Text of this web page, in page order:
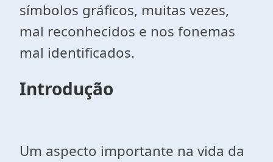
símbolos gráficos, muitas vezes,
mal reconhecidos e nos fonemas
mal identificados.
Introdução
Um aspecto importante na vida da